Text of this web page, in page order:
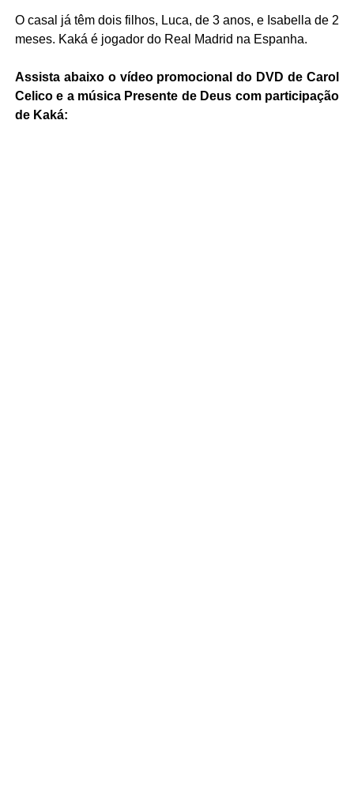
O casal já têm dois filhos, Luca, de 3 anos, e Isabella de 2
meses. Kaká é jogador do Real Madrid na Espanha.
Assista abaixo o vídeo promocional do DVD de Carol
Celico e a música Presente de Deus com participação
de Kaká: